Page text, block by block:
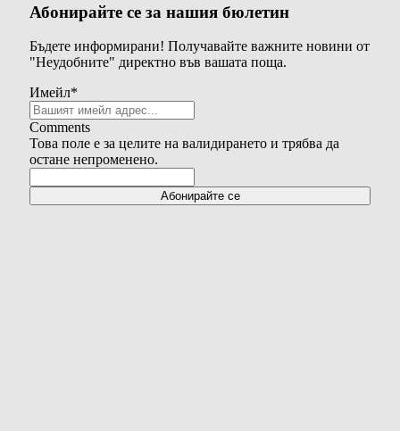
Абонирайте се за нашия бюлетин
Бъдете информирани! Получавайте важните новини от
"Неудобните" директно във вашата поща.
Имейл*
Comments
Това поле е за целите на валидирането и трябва да
остане непроменено.